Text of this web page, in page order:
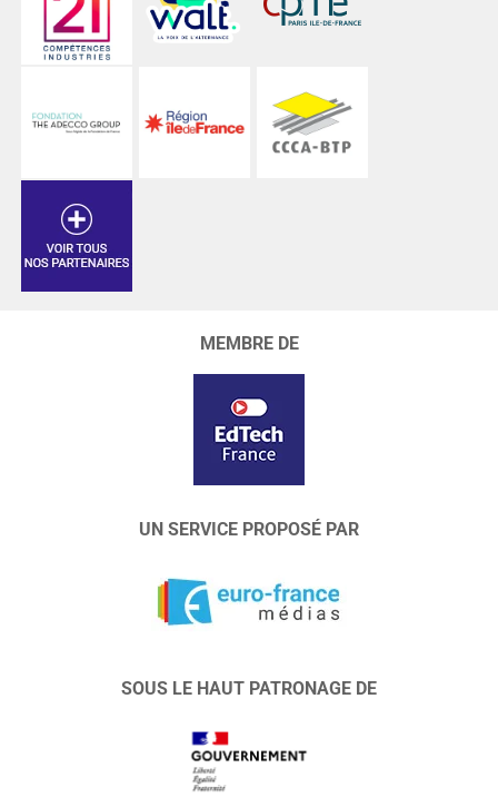
MEMBRE DE
UN SERVICE PROPOSÉ PAR
SOUS LE HAUT PATRONAGE DE